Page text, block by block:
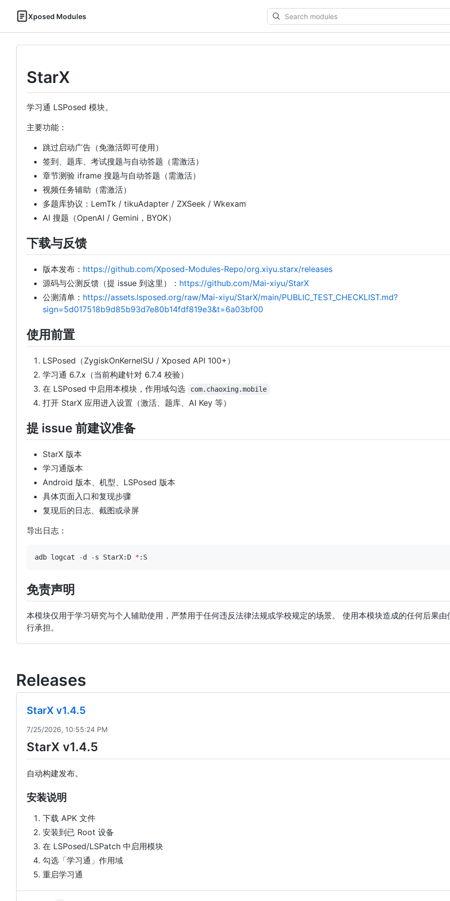
Xposed Modules
Search
modules
StarX
学习通 LSPosed 模块。
主要功能：
跳过启动广告（免激活即可使用）
签到、题库、考试搜题与自动答题（需激活）
章节测验 iframe 搜题与自动答题（需激活）
视频任务辅助（需激活）
多题库协议：LemTk / tikuAdapter / ZXSeek / Wkexam
AI 搜题（OpenAI / Gemini，BYOK）
下载与反馈
版本发布： https://github.com/Xposed-Modules-Repo/org.xiyu.starx/releases
源码与公测反馈（提 issue 到这里）： https://github.com/Mai-xiyu/StarX
公测清单： https://assets.lsposed.org/raw/Mai-xiyu/StarX/main/PUBLIC_TEST_CHECKLIST.md?
sign=5d017518b9d85b93d7e80b14fdf819e3&t=6a03bf00
使用前置
LSPosed（ZygiskOnKernelSU / Xposed API 100+）
学习通 6.7.x（当前构建针对 6.7.4 校验）
在 LSPosed 中启用本模块，作用域勾选
com.chaoxing.mobile
打开 StarX 应用进入设置（激活、题库、AI Key 等）
提 issue 前建议准备
StarX 版本
学习通版本
Android 版本、机型、LSPosed 版本
具体页面入口和复现步骤
复现后的日志、截图或录屏
导出日志：
adb logcat -d -s StarX:D * :S
免责声明
本模块仅用于学习研究与个人辅助使用，严禁用于任何违反法律法规或学校规定的场景。 使用本模块造成的任何后果由
行承担。
Releases
StarX v1.4.5
7/25/2026, 10:55:24 PM
StarX v1.4.5
自动构建发布。
安装说明
下载 APK 文件
安装到已 Root 设备
在 LSPosed/LSPatch 中启用模块
勾选「学习通」作用域
重启学习通